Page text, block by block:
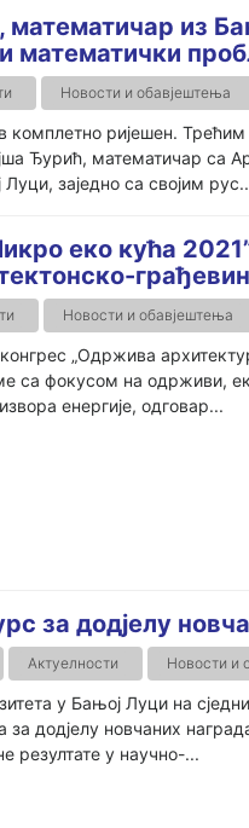
математичар из
математички
Новости и обавјештења
комплетно ријешен.
Ђурић, математичар са
заједно са својим
еко кућа
Новости и обавјештења
„Одржива
са фокусом на одрживи,
енергије, одговар...
за додјелу
Актуелности Новости и
у Бањој Луци на
додјелу новчаних
резултате у научно-...